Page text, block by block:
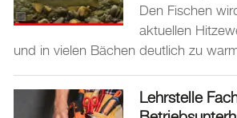
Den Fischen
aktuellen
und in vielen Bächen deutlich zu
Lehrstelle